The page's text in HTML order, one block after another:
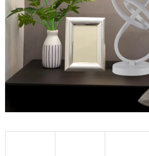
hvězdiček.